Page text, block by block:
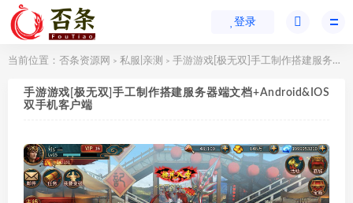
登录
当前位置： 否条资源网 > 私服|亲测 > 手游游戏[极无双]手工制作搭建服务器端文档+Android&IOS双手机客户端
手游游戏[极无双]手工制作搭建服务器端文档+Android&IOS
双手机客户端